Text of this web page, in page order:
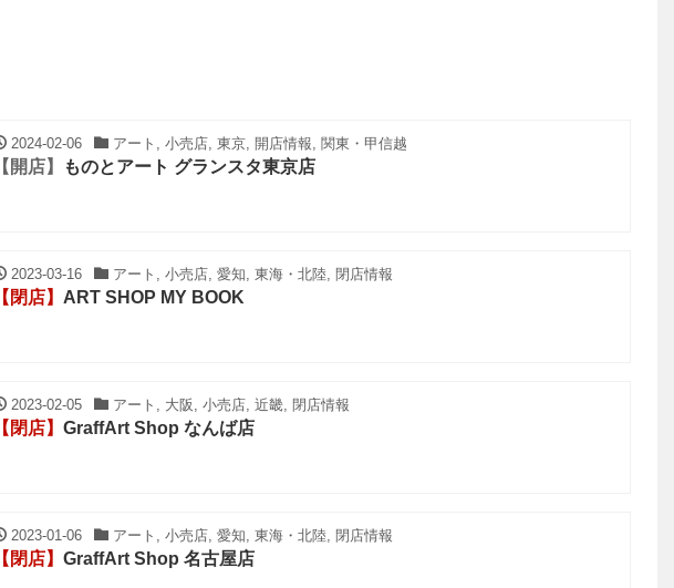
2024-02-06 アート, 小売店, 東京, 開店情報, 関東・甲信越
【開店】 ものとアート グランスタ東京店
2023-03-16 アート, 小売店, 愛知, 東海・北陸, 閉店情報
【閉店】 ART SHOP MY BOOK
2023-02-05 アート, 大阪, 小売店, 近畿, 閉店情報
【閉店】 GraffArt Shop なんば店
2023-01-06 アート, 小売店, 愛知, 東海・北陸, 閉店情報
【閉店】 GraffArt Shop 名古屋店